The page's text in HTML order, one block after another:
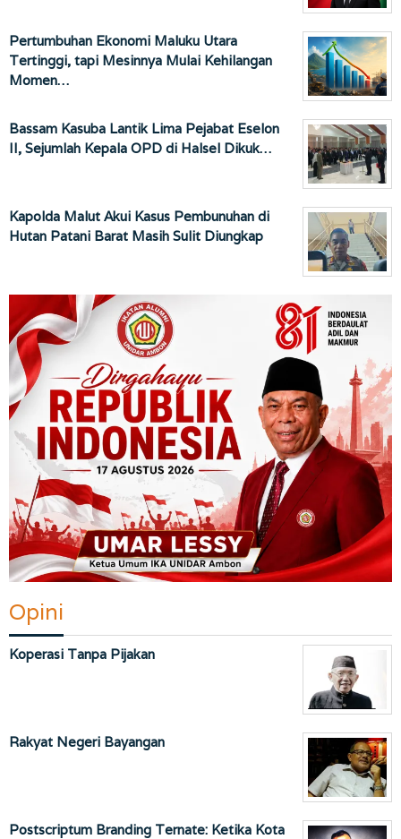
Pertumbuhan Ekonomi Maluku Utara
Tertinggi, tapi Mesinnya Mulai Kehilangan
Momen…
Bassam Kasuba Lantik Lima Pejabat Eselon
II, Sejumlah Kepala OPD di Halsel Dikuk…
Kapolda Malut Akui Kasus Pembunuhan di
Hutan Patani Barat Masih Sulit Diungkap
Opini
Koperasi Tanpa Pijakan
Rakyat Negeri Bayangan
Postscriptum Branding Ternate: Ketika Kota